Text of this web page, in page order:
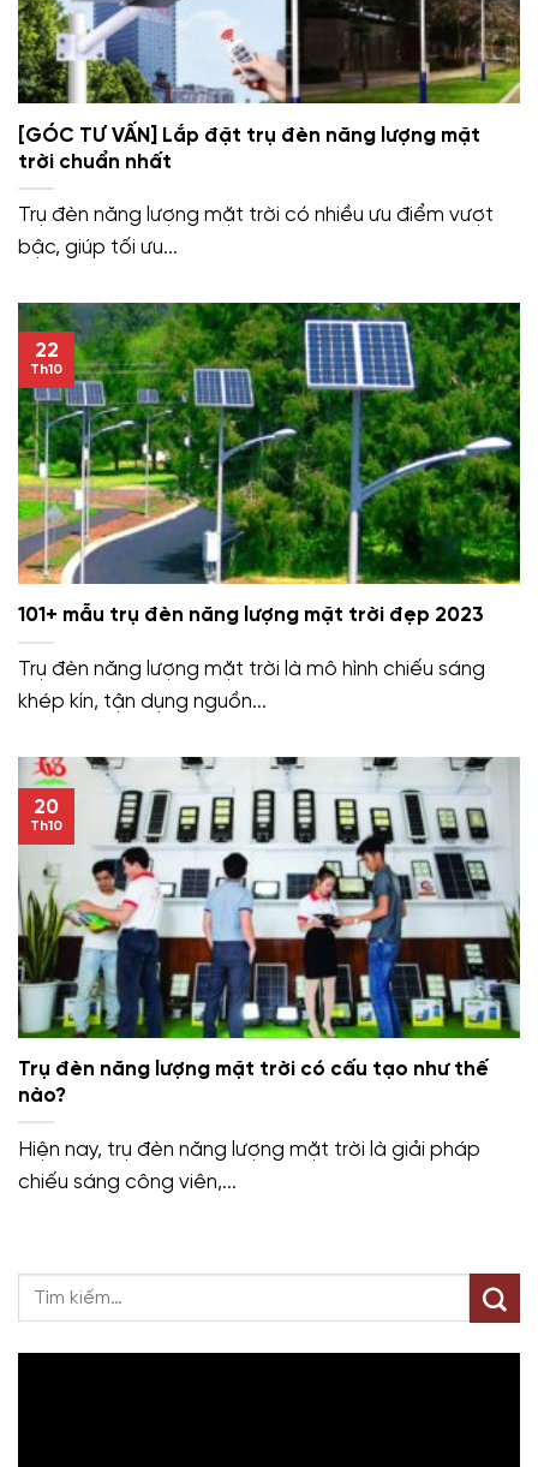
[GÓC TƯ VẤN] Lắp đặt trụ đèn năng lượng mặt
trời chuẩn nhất
Trụ đèn năng lượng mặt trời có nhiều ưu điểm vượt
bậc, giúp tối ưu...
101+ mẫu trụ đèn năng lượng mặt trời đẹp 2023
Trụ đèn năng lượng mặt trời là mô hình chiếu sáng
khép kín, tận dụng nguồn...
22
Th10
Trụ đèn năng lượng mặt trời có cấu tạo như thế
nào?
Hiện nay, trụ đèn năng lượng mặt trời là giải pháp
chiếu sáng công viên,...
20
Th10